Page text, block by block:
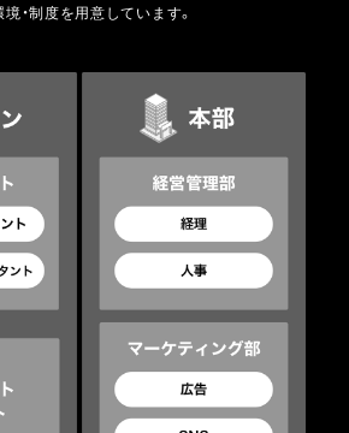
・制度を用意しています。